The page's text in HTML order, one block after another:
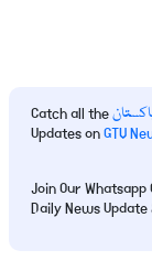
Catch all the
Updates onGTV
Join Our
Daily News